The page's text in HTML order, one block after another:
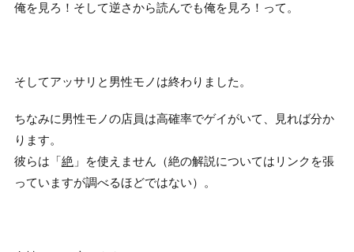
俺を見ろ！そして逆さから読んでも俺を見ろ！って。
そしてアッサリと男性モノは終わりました。
ちなみに男性モノの店員は高確率でゲイがいて、見れば分か
ります。
彼らは「絶」を使えません（絶の解説についてはリンクを張
っていますが調べるほどではない）。